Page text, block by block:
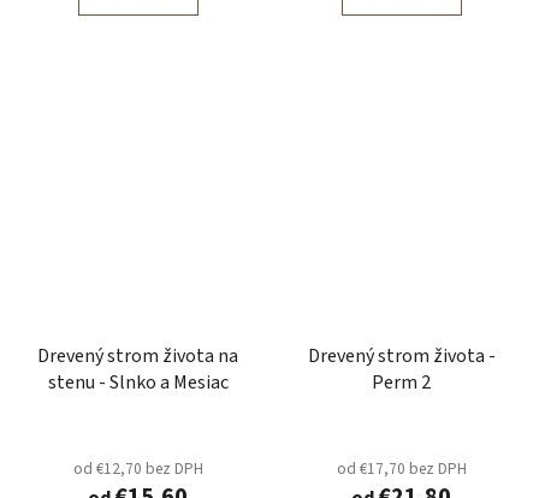
Drevený strom života na
stenu - Slnko a Mesiac
od €12,70 bez DPH
Drevený strom života -
Perm 2
od €17,70 bez DPH